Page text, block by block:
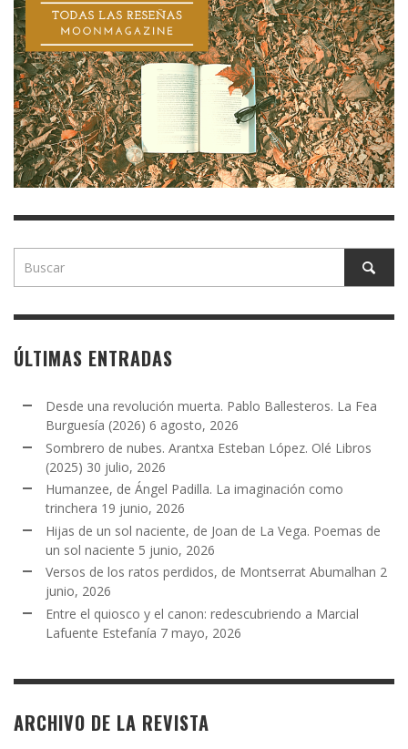
ÚLTIMAS ENTRADAS
Desde una revolución muerta. Pablo Ballesteros. La Fea
Burguesía (2026) 6 agosto, 2026
Sombrero de nubes. Arantxa Esteban López. Olé Libros
(2025) 30 julio, 2026
Humanzee, de Ángel Padilla. La imaginación como
trinchera 19 junio, 2026
Hijas de un sol naciente, de Joan de La Vega. Poemas de
un sol naciente 5 junio, 2026
Versos de los ratos perdidos, de Montserrat Abumalhan 2
junio, 2026
Entre el quiosco y el canon: redescubriendo a Marcial
Lafuente Estefanía 7 mayo, 2026
ARCHIVO DE LA REVISTA